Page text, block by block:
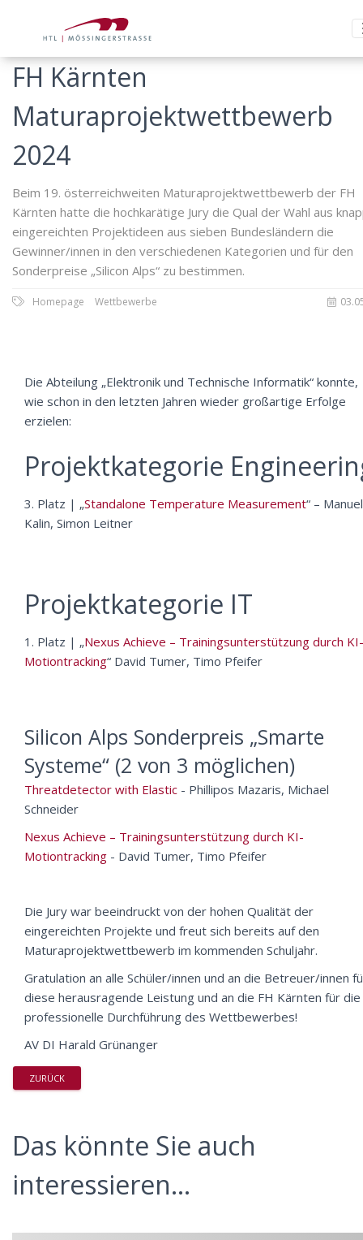
FH Kärnten
Maturaprojektwettbewerb
2024
Beim 19. österreichweiten Maturaprojektwettbewerb der FH
Kärnten hatte die hochkarätige Jury die Qual der Wahl aus
eingereichten Projektideen aus sieben Bundesländern die
Gewinner/innen in den verschiedenen Kategorien und für den
Sonderpreise „Silicon Alps“ zu bestimmen.
Homepage Wettbewerbe
Die Abteilung „Elektronik und Technische Informatik“ konnte,
wie schon in den letzten Jahren wieder großartige Erfolge
erzielen:
Projektkategorie
3. Platz | „Standalone Temperature Measurement“ – Manuel
Kalin, Simon Leitner
Projektkategorie IT
1. Platz | „Nexus Achieve – Trainingsunterstützung durch KI-
Motiontracking“ David Tumer, Timo Pfeifer
Silicon Alps Sonderpreis „Smarte
Systeme“ (2 von 3 möglichen)
Threatdetector with Elastic - Phillipos Mazaris, Michael
Schneider
Nexus Achieve – Trainingsunterstützung durch KI-
Motiontracking - David Tumer, Timo Pfeifer
Die Jury war beeindruckt von der hohen Qualität der
eingereichten Projekte und freut sich bereits auf den
Maturaprojektwettbewerb im kommenden Schuljahr.
Gratulation an alle Schüler/innen und an die Betreuer/innen
diese herausragende Leistung und an die FH Kärnten für die
professionelle Durchführung des Wettbewerbes!
AV DI Harald Grünanger
ZURÜCK
Das könnte Sie auch
interessieren...